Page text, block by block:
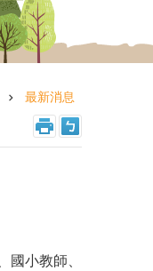
最新消息
小教師、